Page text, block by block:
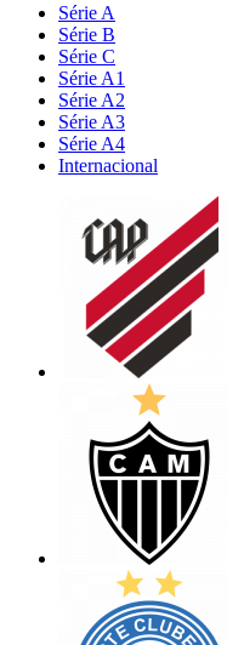
Série A
Série B
Série C
Série A1
Série A2
Série A3
Série A4
Internacional